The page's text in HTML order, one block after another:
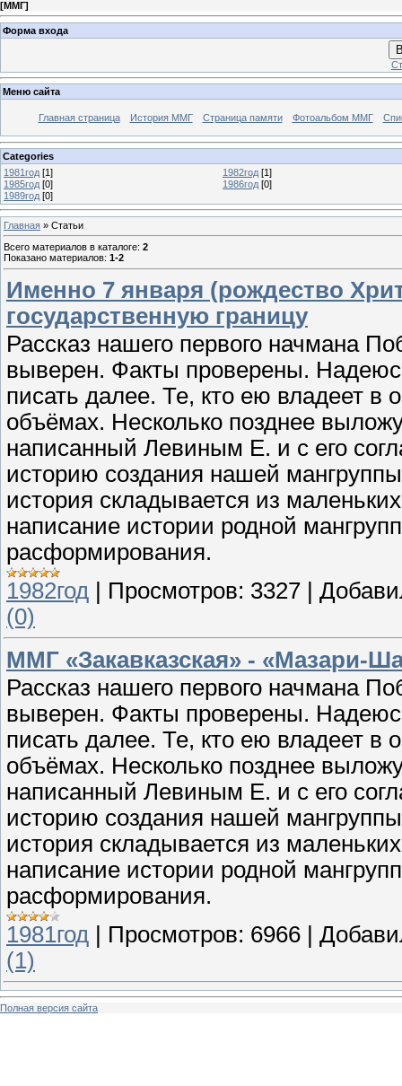
[ММГ]
Форма входа
Меню сайта
Главная страница История ММГ Страница памяти Фотоальбом ММГ
Categories
1981год [1] 1982год [1]
1985год [0] 1986год [0]
1989год [0]
Главная » Статьи
Всего материалов в каталоге: 2
Показано материалов: 1-2
Именно 7 января (рождество
государственную границу
Рассказ нашего первого начмана
выверен. Факты проверены.
писать далее. Те, кто ею владеет
объёмах. Несколько позднее
написанный Левиным Е. и с его
историю создания нашей
история складывается из
написание истории родной
расформирования.
1982год
Просмотров: 3327
(0)
ММГ «Закавказская» - «Мазари-
Рассказ нашего первого начмана
выверен. Факты проверены.
писать далее. Те, кто ею владеет
объёмах. Несколько позднее
написанный Левиным Е. и с его
историю создания нашей
история складывается из
написание истории родной
расформирования.
1981год | Просмотров: 6966 |
(1)
Полная версия сайта